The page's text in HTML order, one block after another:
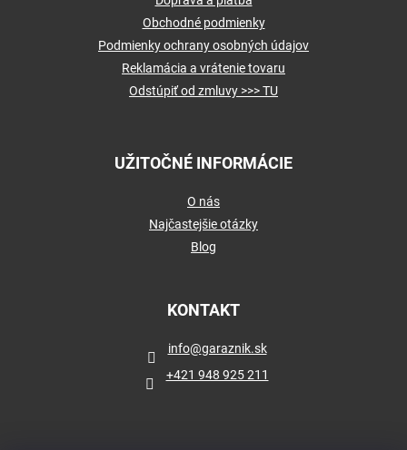
Obchodné podmienky
Podmienky ochrany osobných údajov
Reklamácia a vrátenie tovaru
Odstúpiť od zmluvy >>> TU
UŽITOČNÉ INFORMÁCIE
O nás
Najčastejšie otázky
Blog
KONTAKT
info@garaznik.sk
+421 948 925 211